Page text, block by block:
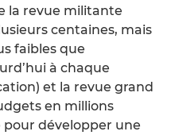
la revue militante
centaines, mais
faibles que
à chaque
et la revue grand
en millions
pour développer une